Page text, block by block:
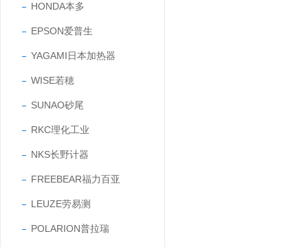
HONDA本多
EPSON爱普生
YAGAMI日本加热器
WISE若穂
SUNAO砂尾
RKC理化工业
NKS长野计器
FREEBEAR福力百亚
LEUZE劳易测
POLARION普拉瑞